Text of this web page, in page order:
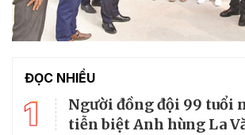
ĐỌC NHIỀU
1
Người đồng đội 99 tuổi
tiễn biệt Anh hùng La